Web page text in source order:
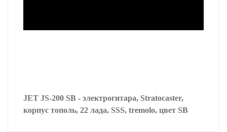
JET JS-200 SB - электрогитара, Stratocaster,
корпус тополь, 22 лада, SSS, tremolo, цвет SB